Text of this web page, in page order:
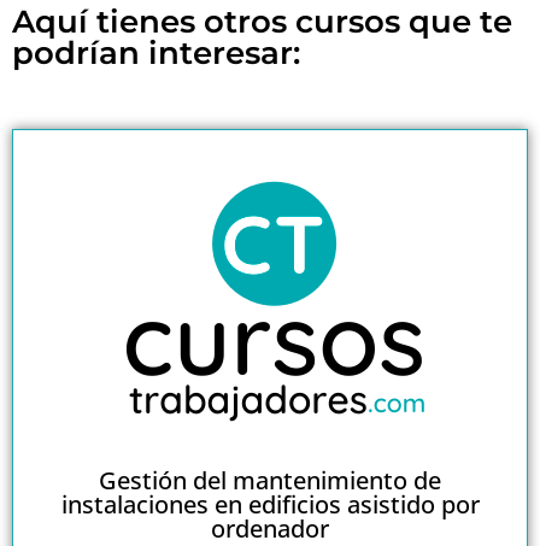
Aquí tienes otros cursos que te
podrían interesar:
Gestión del mantenimiento de
instalaciones en edificios asistido por
ordenador